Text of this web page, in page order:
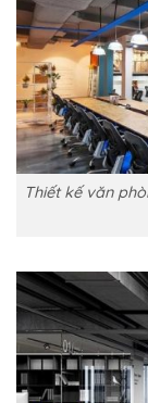
Thiết kế văn